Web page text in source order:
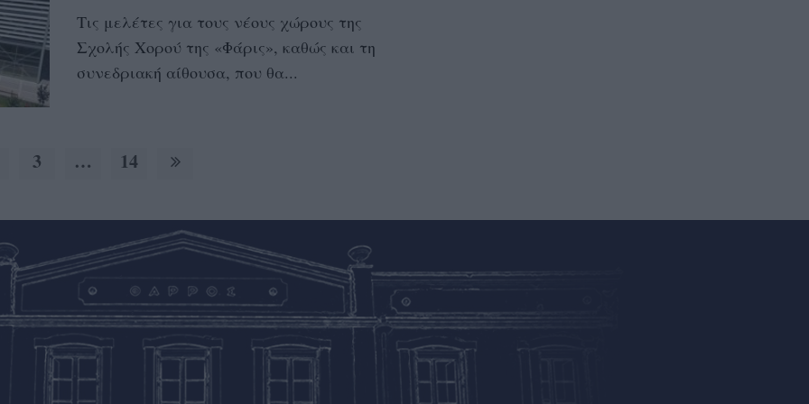
Τις μελέτες για τους νέους χώρους της
Σχολής Χορού της «Φάρις», καθώς και τη
συνεδριακή αίθουσα, που θα...
3 … 14